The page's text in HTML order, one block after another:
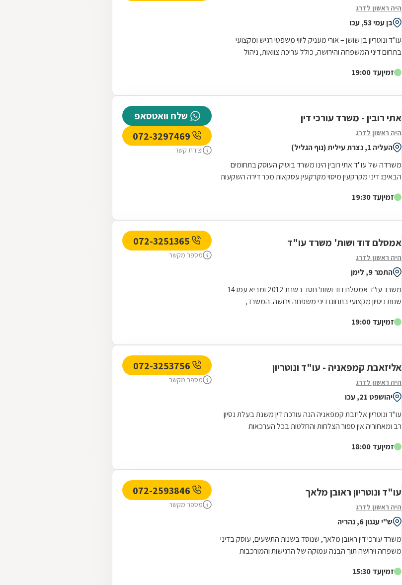
היה ראשון לדרג
בן עמי 53, עכו
עו"ד ונוטריון בן שושן – אורי מעניק ליווי משפטי רגיש ומקצועי
בתחום דיני המשפחה והירושה, כולל עריכת צוואות, ניהול
זמיןעד 19:00
אתי רובין - משרד עורכי דין
היה ראשון לדרג
העליה 1, נצרת עילית (נוף הגליל)
משרדה של עו"ד אתי רובין הינו משרד בוטיק העוסק בתחומים
הבאים: דיני מקרקעין מיסוי מקרקעין עסקאות מכר דירה השקעות
זמיןעד 19:30
שלח וואטסאפ
יצירת קשר
אמסלם דוד ושות' משרד עו"ד
היה ראשון לדרג
התמר 9, לימן
משרד עו"ד אמסלם דוד ושות' נוסד בשנת 2012 ומביא עמו 14
שנות ניסיון מקצועי בתחום דיני משפחה וירושה. המשרד,
זמיןעד 19:00
מספר מקשר
אליזאבת קמפאניה - עו"ד ונוטריון
היה ראשון לדרג
יהושפט 21, עכו
עו"ד ונוטריון אליזבת קמפאניה הנה עורכת דין משנת בעלת נסיון
רב ומאחוריה אין ספור הצלחות והחלטות בכל הערכאות
זמיןעד 18:00
מספר מקשר
עו"ד ונוטריון ראובן מלאך
היה ראשון לדרג
ש"י עגנון 6, נהריה
משרד עורכי דין ראובן מלאך, שנוסד בשנות התשעים, עוסק בדיני
משפחה וירושה תוך הבנה עמוקה של הרגישות והמורכבות
זמיןעד 15:30
מספר מקשר